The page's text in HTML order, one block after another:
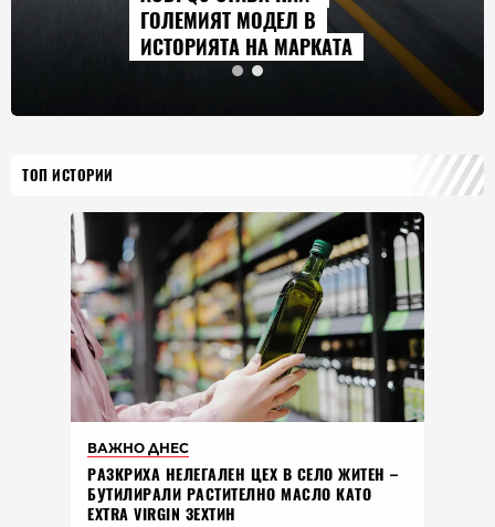
ГОЛЕМИЯТ МОДЕЛ В
ИСТОРИЯТА НА МАРКАТА
ТОП ИСТОРИИ
ВАЖНО ДНЕС
РАЗКРИХА НЕЛЕГАЛЕН ЦЕХ В СЕЛО ЖИТЕН –
БУТИЛИРАЛИ РАСТИТЕЛНО МАСЛО КАТО
EXTRA VIRGIN ЗЕХТИН